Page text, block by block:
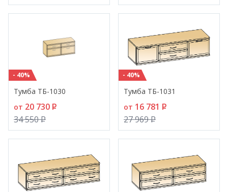
- 40%
Тумба ТБ-1030
от 20 730 P
34 550P
- 40%
Тумба ТБ-1031
от 16 781 P
27 969P